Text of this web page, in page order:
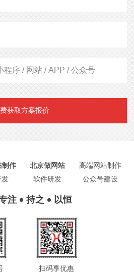
获取方案报价
制作 北京做网站
高端网站制作
发 软件研发 公众号建设
注 持之 以恒
扫码享优惠